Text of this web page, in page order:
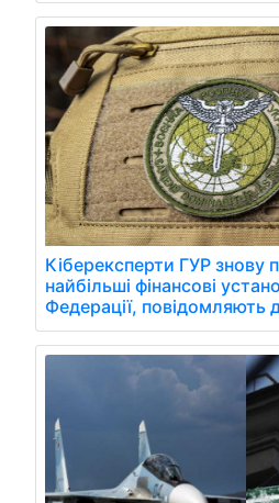
Кіберексперти ГУР знову
найбільші фінансові
Федерації, повідомляють